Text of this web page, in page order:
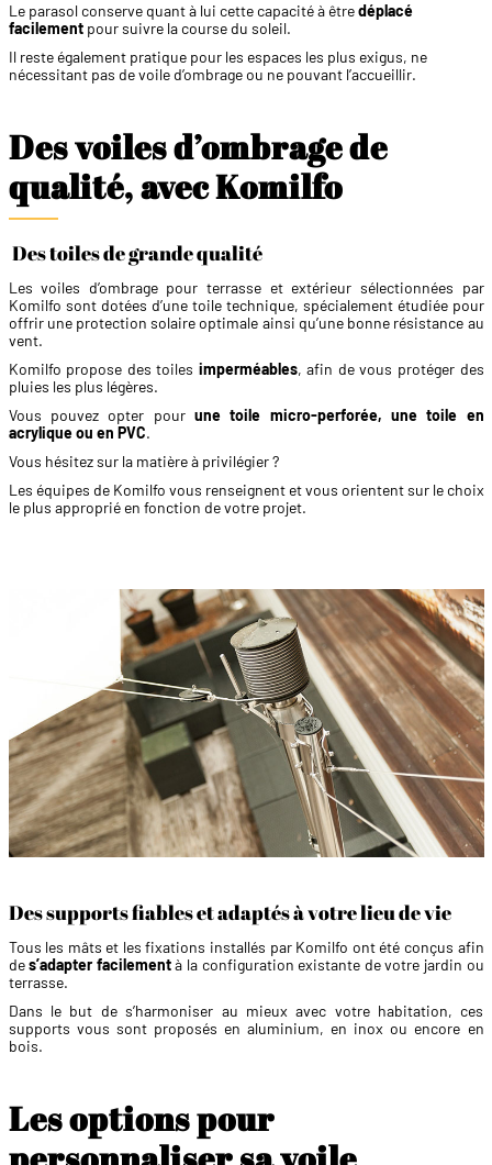
Le parasol conserve quant à lui cette capacité à êtredéplacé
facilementpour suivre la course du soleil.
Il reste également pratique pour les espaces les plus exigus, ne
nécessitant pas de voile d’ombrage ou ne pouvant l’accueillir.
Des voiles d’ombrage de
qualité, avec Komilfo
Des toiles de grande qualité
Les voiles d’ombrage pour terrasse et extérieur sélectionnées par
Komilfo sont dotées d’une toile technique, spécialement étudiée pour
offrir une protection solaire optimale ainsi qu’une bonne résistance au
vent.
Komilfo propose des toiles imperméables, afin de vous protéger des
pluies les plus légères.
Vous pouvez opter pour une toile micro-perforée, une toile en
acrylique ou en PVC.
Vous hésitez sur la matière à privilégier ?
Les équipes de Komilfo vous renseignent et vous orientent sur le choix
le plus approprié en fonction de votre projet.
Des supports fiables et adaptés à votre lieu de vie
Tous les mâts et les fixations installés par Komilfo ont été conçus afin
des’adapter facilementà la configuration existante de votre jardin ou
terrasse.
Dans le but de s’harmoniser au mieux avec votre habitation, ces
supports vous sont proposés en aluminium, en inox ou encore en
bois.
Les options pour